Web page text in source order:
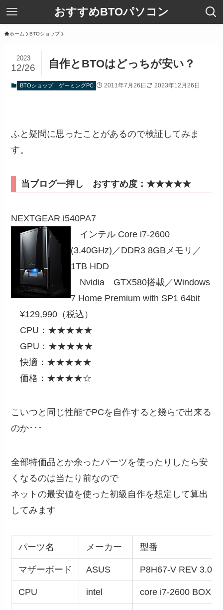
おすすめBTOパソコン
ホーム BTOショップ
自作とBTOはどっちが安い？
2023
12/26
BTOショップ ゲーミングPC 2011年7月26日 2023年12月26日
ふと疑問に思ったことがあるので検証してみま
す。
当ブログ一押し おすすめ度：★★★★★
NEXTGEAR i540PA7
インテル Core i7-2600
(3.40GHz)／DDR3 8GBメモリ／
1TB HDD
Nvidia GTX580搭載／Windows
7 Home Premium with SP1 64bit
¥129,990（税込）
CPU：★★★★★
GPU：★★★★★
快適：★★★★★
価格：★★★★☆
こいつと同じ性能でPCを自作すると幾らで出来る
のか･･･
全部特価品とか余ったパーツを使ったりしたら安
くなるのは当たり前なので
ネットの最安値を使った初級自作を想定して算出
してみます
パーツ名 メーカー 型番
マザーボード ASUS P8H67-V REV 3.0
CPU intel core i7-2600 BOX